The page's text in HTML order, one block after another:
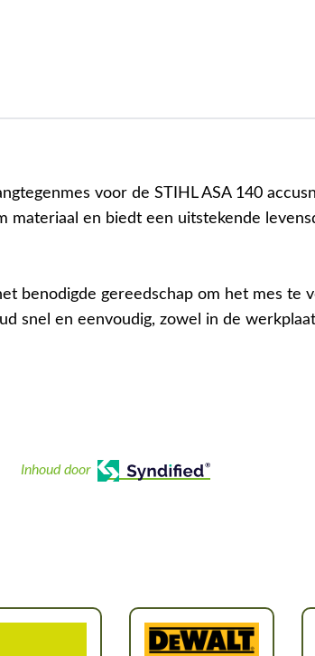
voor de STIHL ASA 140
materiaal en biedt een uitstekende
benodigde gereedschap om het mes te
snel en eenvoudig, zowel in de
Inhoud door